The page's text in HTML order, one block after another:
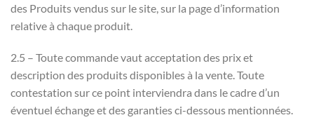
des Produits vendus sur le site, sur la page d’information
relative à chaque produit.
2.5 – Toute commande vaut acceptation des prix et
description des produits disponibles à la vente. Toute
contestation sur ce point interviendra dans le cadre d’un
éventuel échange et des garanties ci-dessous mentionnées.